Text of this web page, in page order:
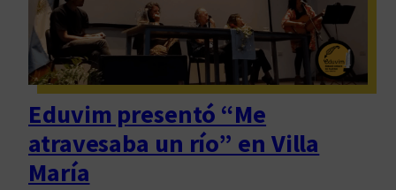
e
t
o
d
e
l
Eduvim presentó “Me
atravesaba un río” en Villa
María